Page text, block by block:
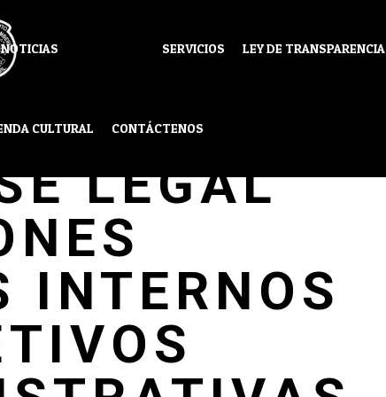
NOTICIAS SERVICIOS LEY DE TRANSPARENCIA
CULTURAL CONTÁCTENOS
LEGAL
INTERNOS